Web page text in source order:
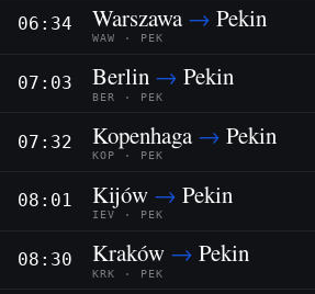
06:34 Warszawa → Pekin
WAW · PEK
07:03 Berlin → Pekin
BER · PEK
07:32 Kopenhaga → Pekin
KOP · PEK
08:01 Kijów → Pekin
IEV · PEK
08:30 Kraków → Pekin
KRK · PEK